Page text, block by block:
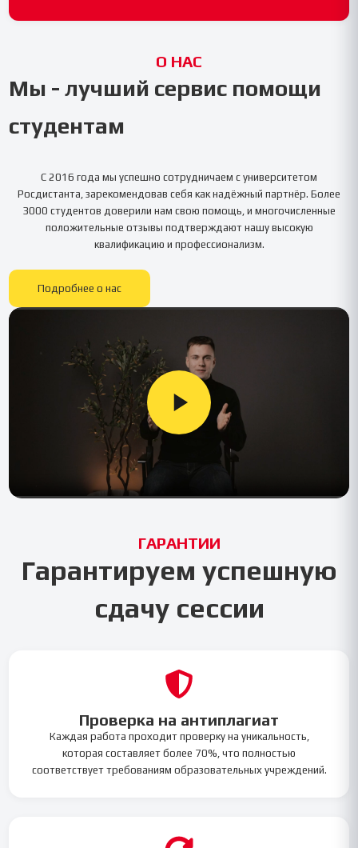
О НАС
Мы - лучший сервис помощи
студентам
С 2016 года мы успешно сотрудничаем с университетом
Росдистанта , зарекомендовав себя как надёжный партнёр. Более
3000 студентов доверили нам свою помощь, и многочисленные
положительные отзывы подтверждают нашу высокую
квалификацию и профессионализм.
Подробнее о нас
ГАРАНТИИ
Гарантируем успешную
сдачу сессии
Проверка на антиплагиат
Каждая работа проходит проверку на уникальность,
которая составляет более 70%, что полностью
соответствует требованиям образовательных учреждений.